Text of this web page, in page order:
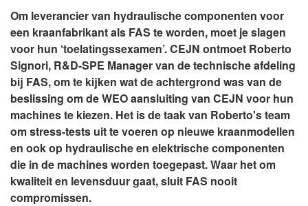
Om leverancier van hydraulische componenten voor
een kraanfabrikant als FAS te worden, moet je slagen
voor hun ‘toelatingssexamen’. CEJN ontmoet Roberto
Signori, R&D-SPE Manager van de technische afdeling
bij FAS, om te kijken wat de achtergrond was van de
beslissing om de WEO aansluiting van CEJN voor hun
machines te kiezen. Het is de taak van Roberto's team
om stress-tests uit te voeren op nieuwe kraanmodellen
en ook op hydraulische en elektrische componenten
die in de machines worden toegepast. Waar het om
kwaliteit en levensduur gaat, sluit FAS nooit
compromissen.